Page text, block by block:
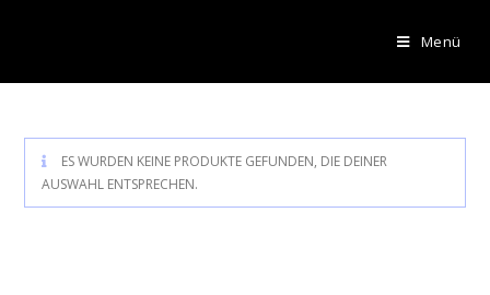
Menü
ES WURDEN KEINE PRODUKTE GEFUNDEN, DIE DEINER
AUSWAHL ENTSPRECHEN.